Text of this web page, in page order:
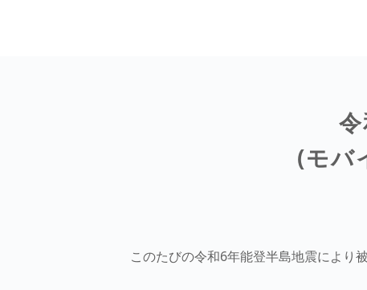
(モバ
このたびの令和6年能登半島地震により